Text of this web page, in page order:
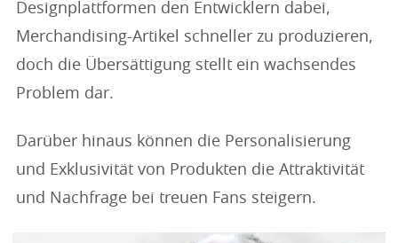
Designplattformen den Entwicklern dabei,
Merchandising-Artikel schneller zu produzieren,
doch die Übersättigung stellt ein wachsendes
Problem dar.
Darüber hinaus können die Personalisierung
und Exklusivität von Produkten die Attraktivität
und Nachfrage bei treuen Fans steigern.